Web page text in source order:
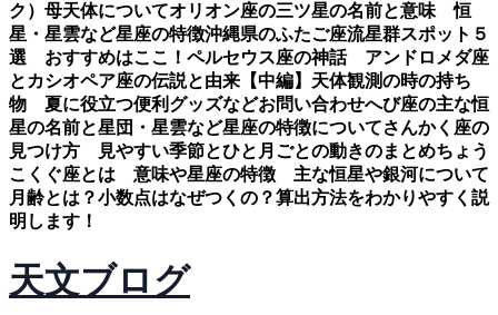
ク）母天体についてオリオン座の三ツ星の名前と意味 恒
星・星雲など星座の特徴沖縄県のふたご座流星群スポット５
選 おすすめはここ！ ペルセウス座の神話 アンドロメダ座
とカシオペア座の伝説と由来【中編】 天体観測の時の持ち
物 夏に役立つ便利グッズなどお問い合わせへび座の主な恒
星の名前と星団・星雲など星座の特徴についてさんかく座の
見つけ方 見やすい季節とひと月ごとの動きのまとめちょう
こくぐ座とは 意味や星座の特徴 主な恒星や銀河について
月齢とは？小数点はなぜつくの？算出方法をわかりやすく説
明します！
天文ブログ